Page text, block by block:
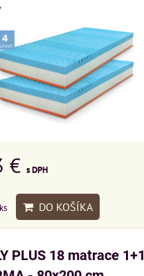
€s DPH
ks DO KOŠÍKA
PLUS 18 matrace 1+1